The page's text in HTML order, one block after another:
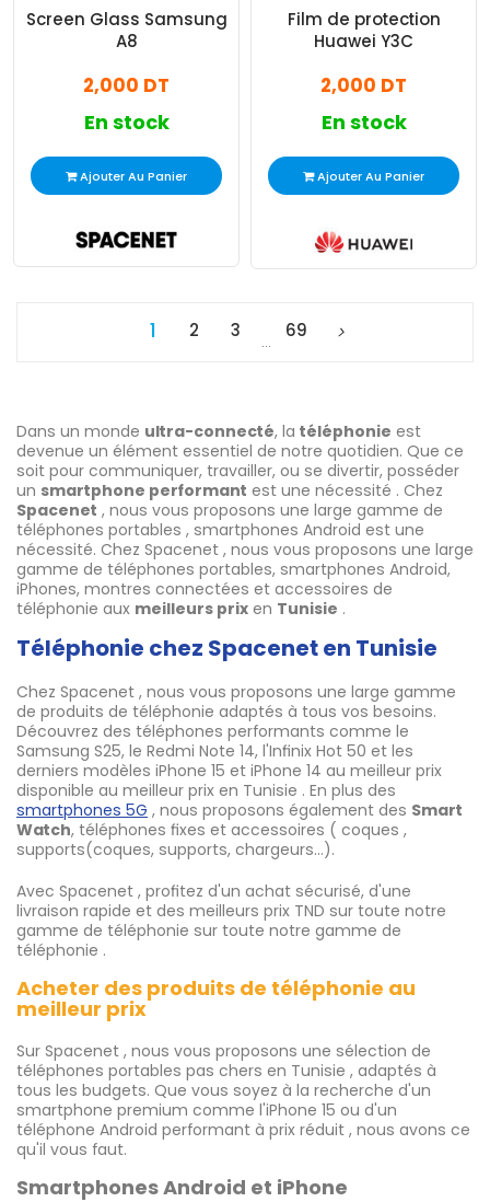
Screen Glass Samsung
A8
2,000 DT
En stock
Ajouter Au Panier
Film de protection
Huawei Y3C
2,000 DT
En stock
Ajouter Au Panier
1 2 3
…
69
Dans un monde ultra-connecté, la téléphonie est
devenue un élément essentiel de notre quotidien. Que ce
soit pour communiquer, travailler, ou se divertir, posséder
un smartphone performant est une nécessité . Chez
Spacenet , nous vous proposons une large gamme de
téléphones portables , smartphones Android est une
nécessité. Chez Spacenet , nous vous proposons une large
gamme de téléphones portables, smartphones Android,
iPhones, montres connectées et accessoires de
téléphonie aux meilleurs prix en Tunisie .
Téléphonie chez Spacenet en Tunisie
Chez Spacenet , nous vous proposons une large gamme
de produits de téléphonie adaptés à tous vos besoins.
Découvrez des téléphones performants comme le
Samsung S25, le Redmi Note 14, l'Infinix Hot 50 et les
derniers modèles iPhone 15 et iPhone 14 au meilleur prix
disponible au meilleur prix en Tunisie . En plus des
smartphones 5G , nous proposons également des Smart
Watch, téléphones fixes et accessoires ( coques ,
supports(coques, supports, chargeurs…).
Avec Spacenet , profitez d'un achat sécurisé, d'une
livraison rapide et des meilleurs prix TND sur toute notre
gamme de téléphonie sur toute notre gamme de
téléphonie .
Acheter des produits de téléphonie au
meilleur prix
Sur Spacenet , nous vous proposons une sélection de
téléphones portables pas chers en Tunisie , adaptés à
tous les budgets. Que vous soyez à la recherche d'un
smartphone premium comme l'iPhone 15 ou d'un
téléphone Android performant à prix réduit , nous avons ce
qu'il vous faut.
Smartphones Android et iPhone